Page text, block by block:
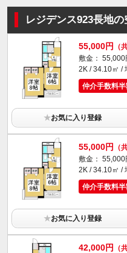
レジデンス923長地
55,000円
（
敷金： 55,000
2K / 34.10㎡ /
仲介手数料半
★お気に入り登録
55,000円
（
敷金： 55,000
2K / 34.10㎡ /
仲介手数料半
★お気に入り登録
42,000円
（